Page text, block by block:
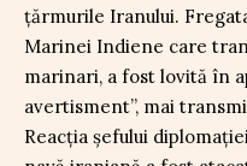
țărmurile Iranului.
Marinei Indiene care
marinari, a fost lovită în
avertisment”, mai
Reacția șefului